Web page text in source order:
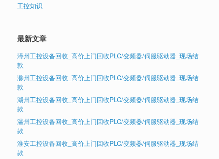
工控知识
最新文章
漳州工控设备回收_高价上门回收PLC/变频器/伺服驱动器_现场结
款
滁州工控设备回收_高价上门回收PLC/变频器/伺服驱动器_现场结
款
湖州工控设备回收_高价上门回收PLC/变频器/伺服驱动器_现场结
款
温州工控设备回收_高价上门回收PLC/变频器/伺服驱动器_现场结
款
淮安工控设备回收_高价上门回收PLC/变频器/伺服驱动器_现场结
款